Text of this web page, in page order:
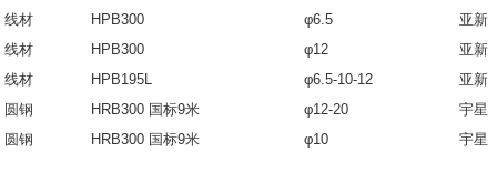
线材
HPB300 φ6.5
亚新
线材
HPB300 φ12
亚新
线材
HPB195L φ6.5-10-12
亚新
圆钢
HRB300 国标9米 φ12-20
宇星
圆钢
HRB300 国标9米 φ10 宇星